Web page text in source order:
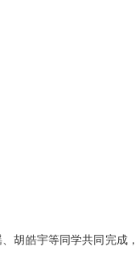
胡皓宇等同学共同完成